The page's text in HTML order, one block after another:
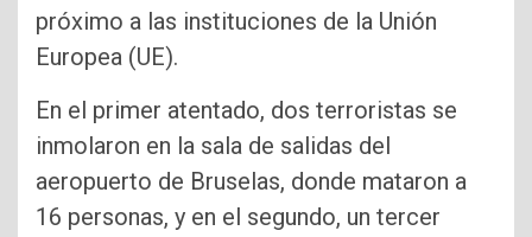
próximo a las instituciones de la Unión
Europea (UE).
En el primer atentado, dos terroristas se
inmolaron en la sala de salidas del
aeropuerto de Bruselas, donde mataron a
16 personas, y en el segundo, un tercer